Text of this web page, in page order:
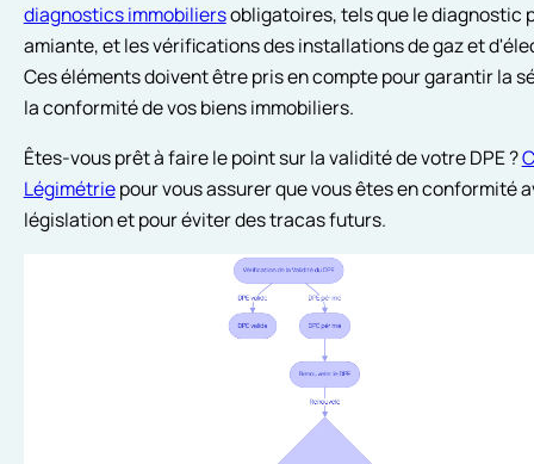
diagnostics immobiliersobligatoires, tels que le diagnostic
amiante, et les vérifications des installations de gaz et
Ces éléments doivent être pris en compte pour garantir la
la conformité de vos biens immobiliers.
Êtes-vous prêt à faire le point sur la validité de votre DPE ?
Légimétriepour vous assurer que vous êtes en conformité
législation et pour éviter des tracas futurs.